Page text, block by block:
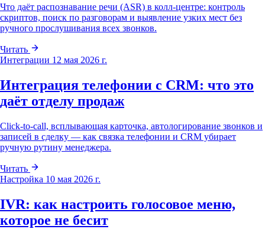
Что даёт распознавание речи (ASR) в колл-центре: контроль
скриптов, поиск по разговорам и выявление узких мест без
ручного прослушивания всех звонков.
Читать
Интеграции 12 мая 2026 г.
Интеграция телефонии с CRM: что это
даёт отделу продаж
Click-to-call, всплывающая карточка, автологирование звонков и
записей в сделку — как связка телефонии и CRM убирает
ручную рутину менеджера.
Читать
Настройка 10 мая 2026 г.
IVR: как настроить голосовое меню,
которое не бесит